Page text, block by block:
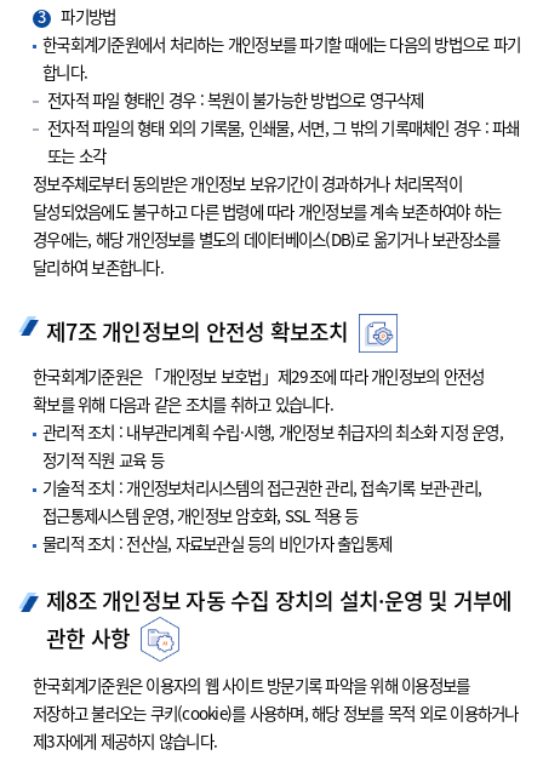
3
파기방법
한국회계기준원에서 처리하는 개인정보를 파기할 때에는 다음의 방법으로 파기
합니다.
전자적 파일 형태인 경우 : 복원이 불가능한 방법으로 영구삭제
전자적 파일의 형태 외의 기록물, 인쇄물, 서면, 그 밖의 기록매체인 경우 : 파쇄
또는 소각
정보주체로부터 동의받은 개인정보 보유기간이 경과하거나 처리목적이
달성되었음에도 불구하고 다른 법령에 따라 개인정보를 계속 보존하여야 하는
경우에는, 해당 개인정보를 별도의 데이터베이스(DB)로 옮기거나 보관장소를
달리하여 보존합니다.
제7조 개인정보의 안전성 확보조치
한국회계기준원은 「개인정보 보호법」제29조에 따라 개인정보의 안전성
확보를 위해 다음과 같은 조치를 취하고 있습니다.
관리적 조치 : 내부관리계획 수립·시행, 개인정보 취급자의 최소화 지정 운영,
정기적 직원 교육 등
기술적 조치 : 개인정보처리시스템의 접근권한 관리, 접속기록 보관·관리,
접근통제시스템 운영, 개인정보 암호화, SSL 적용 등
물리적 조치 : 전산실, 자료보관실 등의 비인가자 출입통제
제8조 개인정보 자동 수집 장치의 설치·운영 및 거부에
관한 사항
한국회계기준원은 이용자의 웹 사이트 방문기록 파악을 위해 이용정보를
저장하고 불러오는 쿠키(cookie)를 사용하며, 해당 정보를 목적 외로 이용하거나
제3자에게 제공하지 않습니다.